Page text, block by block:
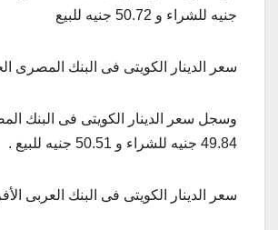
جنيه للشراء و 50.72 جنيه للبيع
سعر الدينار الكويتى فى البنك المصرى
وسجل سعر الدينار الكويتى فى البنك
49.84 جنيه للشراء و 50.51 جنيه للبيع .
سعر الدينار الكويتى فى البنك العربى